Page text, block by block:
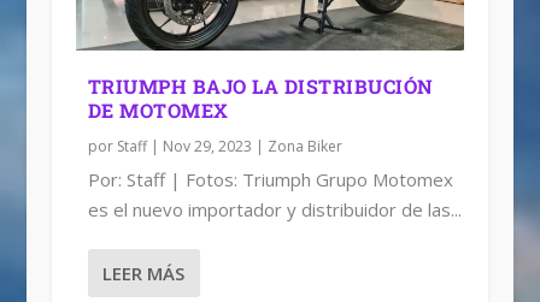
TRIUMPH BAJO LA DISTRIBUCIÓN
DE MOTOMEX
por Staff| Nov 29, 2023 | Zona Biker
Por: Staff | Fotos: Triumph Grupo Motomex
es el nuevo importador y distribuidor de las...
LEER MÁS